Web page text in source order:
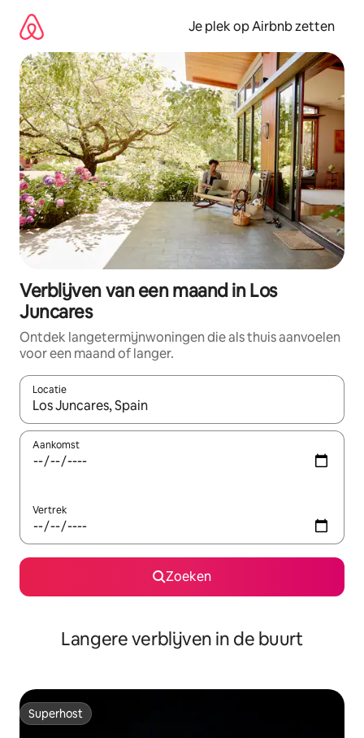
direct
naar
inhoud
Je plek op Airbnb zetten
Verblijven van een maand in Los
Juncares
Ontdek langetermijnwoningen die als thuis aanvoelen
voor een maand of langer.
Locatie
Wanneer er resultaten beschikbaar zijn, maak je een keuze
Aankomst
Vertrek
Zoeken
Langere verblijven in de buurt
Superhost
Superhost